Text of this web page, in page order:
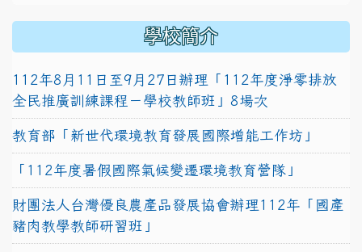
學校簡介
112年8月11日至9月27日辦理「112年度淨零排放
全民推廣訓練課程－學校教師班」8場次
教育部「新世代環境教育發展國際增能工作坊」
「112年度暑假國際氣候變遷環境教育營隊」
財團法人台灣優良農產品發展協會辦理112年「國產
豬肉教學教師研習班」